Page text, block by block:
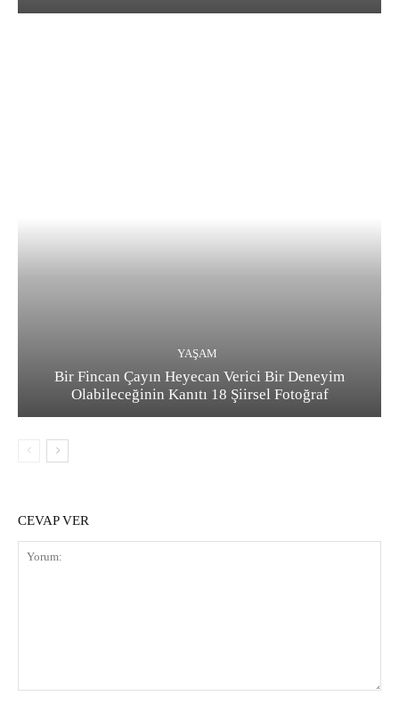
YAŞAM
Bir Fincan Çayın Heyecan Verici Bir Deneyim
Olabileceğinin Kanıtı 18 Şiirsel Fotoğraf
CEVAP VER